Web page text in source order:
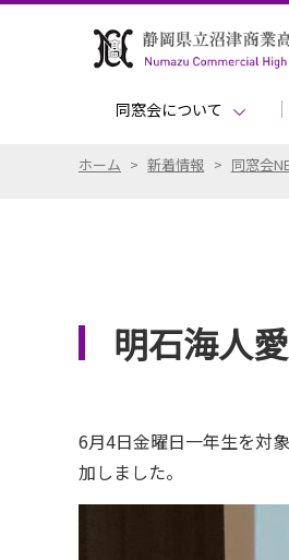
同窓会について
ホーム > 新着情報 > 同窓会
明石海人
6月4日金曜日一年生を対
加しました。